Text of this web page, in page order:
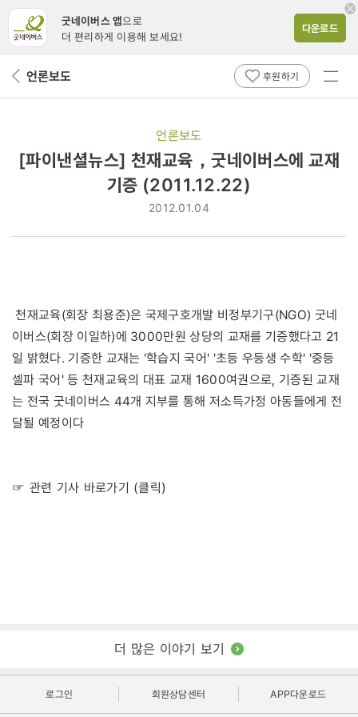
굿네이버스 앱으로
더 편리하게 이용해 보세요!
다운로드
뒤 언론보도 후원하기
전체
언론보도
[파이낸셜뉴스] 천재교육，굿네이버스에 교재
기증 (2011.12.22)
2012.01.04
천재교육(회장 최용준)은 국제구호개발 비정부기구(NGO) 굿네
이버스(회장 이일하)에 3000만원 상당의 교재를 기증했다고 21
일 밝혔다. 기증한 교재는 '학습지 국어' '초등 우등생 수학' '중등
셀파 국어' 등 천재교육의 대표 교재 1600여권으로, 기증된 교재
는 전국 굿네이버스 44개 지부를 통해 저소득가정 아동들에게 전
달될 예정이다
☞ 관련 기사 바로가기 (클릭)
더 많은 이야기 보기
로그인 회원상담센터 APP다운로드